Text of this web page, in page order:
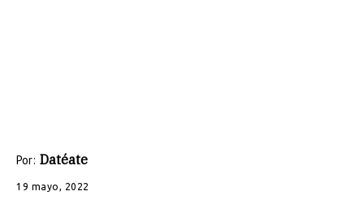
Por: Datéate
19 mayo, 2022